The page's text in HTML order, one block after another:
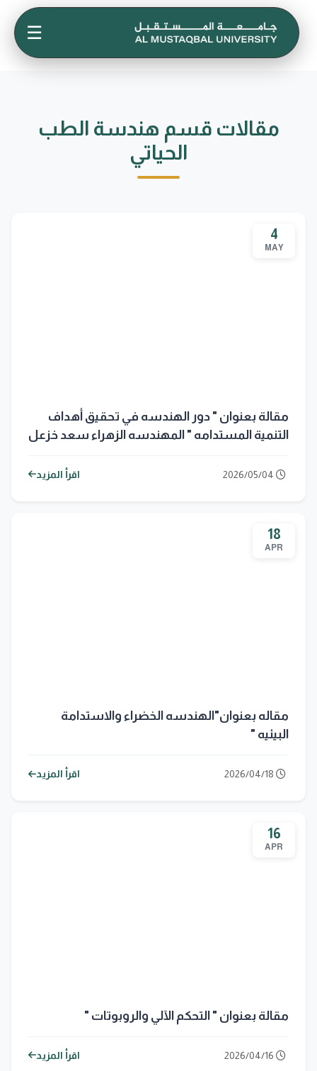
☰
مقالات قسم هندسة الطب
الحياتي
4
MAY
مقالة بعنوان " دور الهندسه في تحقيق أهداف
التنمية المستدامه " المهندسه الزهراء سعد خزعل
اقرأ المزيد
18
APR
مقاله بعنوان"الهندسه الخضراء والاستدامة
البيئيه "
اقرأ المزيد
16
APR
مقالة بعنوان " التحكم الآلي والروبوتات "
اقرأ المزيد